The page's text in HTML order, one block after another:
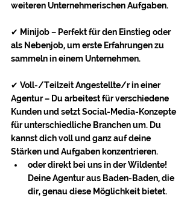
weiteren Unternehmerischen Aufgaben.
✔ Minijob – Perfekt für den Einstieg oder
als Nebenjob, um erste Erfahrungen zu
sammeln in einem Unternehmen.
✔ Voll-/Teilzeit Angestellte/r in einer
Agentur – Du arbeitest für verschiedene
Kunden und setzt Social-Media-Konzepte
für unterschiedliche Branchen um. Du
kannst dich voll und ganz auf deine
Stärken und Aufgaben konzentrieren.
oder direkt bei uns in der Wildente!
Deine Agentur aus Baden-Baden, die
dir, genau diese Möglichkeit bietet.